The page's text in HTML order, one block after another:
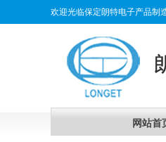
欢迎光临保定朗特电子产品制
网站首